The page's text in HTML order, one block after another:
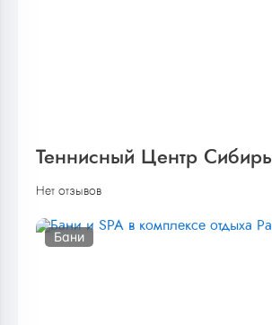
Теннисный Центр Сибирь
Нет отзывов
Бани